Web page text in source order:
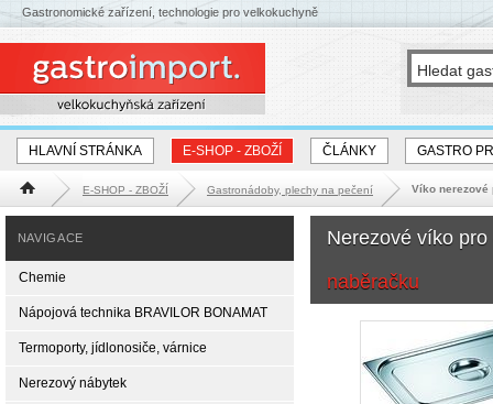
HLAVNÍ STRÁNKA E-SHOP - ZBOŽÍ ČLÁNKY GASTRO
Hlavní stránka E-SHOP - ZBOŽÍ Gastronádoby, plechy na pečení Víko nerezové
Nerezové víko
naběračku
NAVIGACE
Chemie
Nápojová technika BRAVILOR BONAMAT
Termoporty, jídlonosiče, várnice
Nerezový nábytek
Gastronomické zařízení, technologie pro velkokuchyně